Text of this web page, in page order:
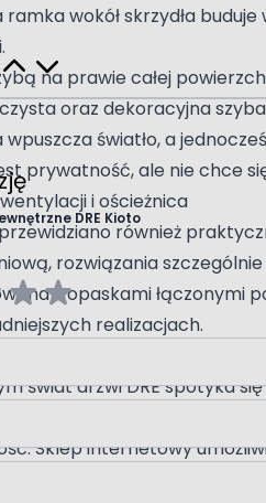
ramka wokół skrzydła
na prawie całej
oraz dekoracyjna
światło, a
prywatność, ale nie chce
i ościeżnica
również
rozwiązania
z opaskami
realizacjach.
świat drzwi DRE spotyka
przesuwne), intarsji
Sklep internetowy
na żywo fakturę laminatu
DRE Kioto